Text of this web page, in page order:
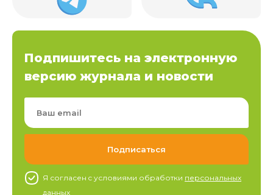
Подпишитесь на электронную
версию журнала и новости
Я согласен c условиями обработки персональных
данных